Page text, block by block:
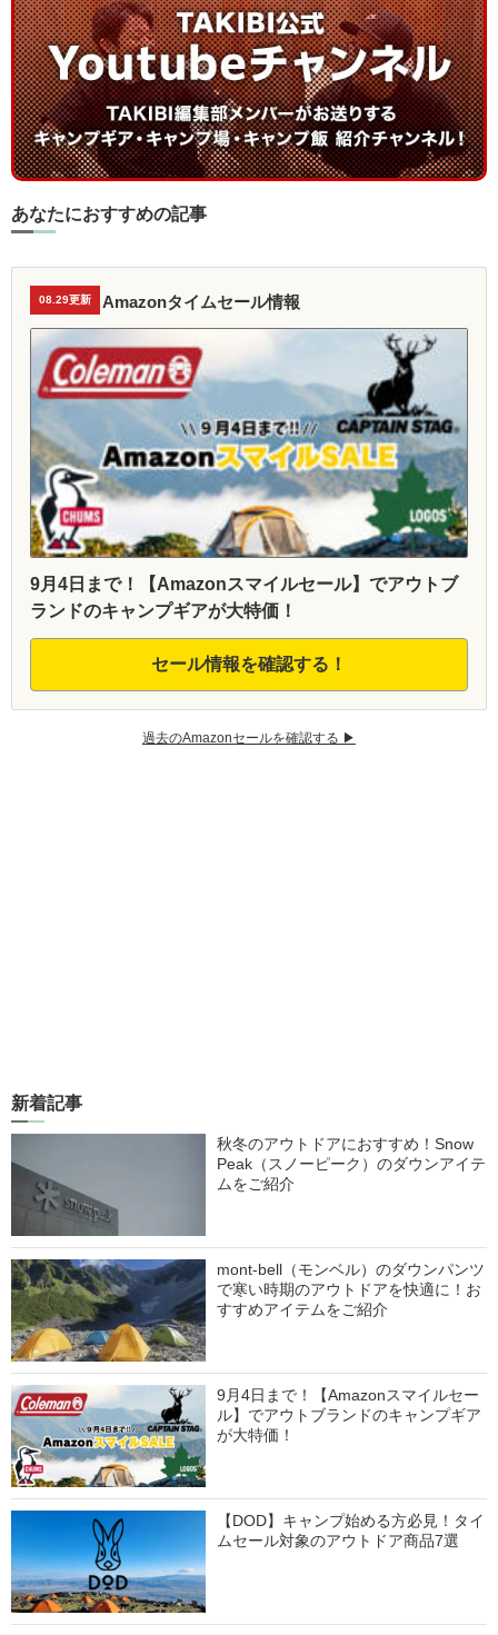
あなたにおすすめの記事
08.29更新 Amazonタイムセール情報
9月4日まで！【Amazonスマイルセール】でアウトブ
ランドのキャンプギアが大特価！
セール情報を確認する！
過去のAmazonセールを確認する ▶︎
新着記事
秋冬のアウトドアにおすすめ！Snow
Peak（スノーピーク）のダウンアイテ
ムをご紹介
mont-bell（モンベル）のダウンパンツ
で寒い時期のアウトドアを快適に！お
すすめアイテムをご紹介
9月4日まで！【Amazonスマイルセー
ル】でアウトブランドのキャンプギア
が大特価！
【DOD】キャンプ始める方必見！タイ
ムセール対象のアウトドア商品7選